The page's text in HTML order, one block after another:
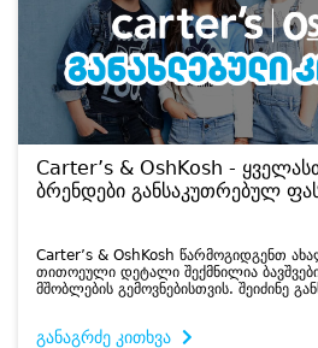
Carter’s & OshKosh -
ბრენდები განსაკუთრებულ
Carter’s & OshKosh წარმოგიდგენთ
თითოეული დეტალი შექმნილია
მშობლების გემოვნებისთვის. შეიძინე
განაგრძე კითხვა